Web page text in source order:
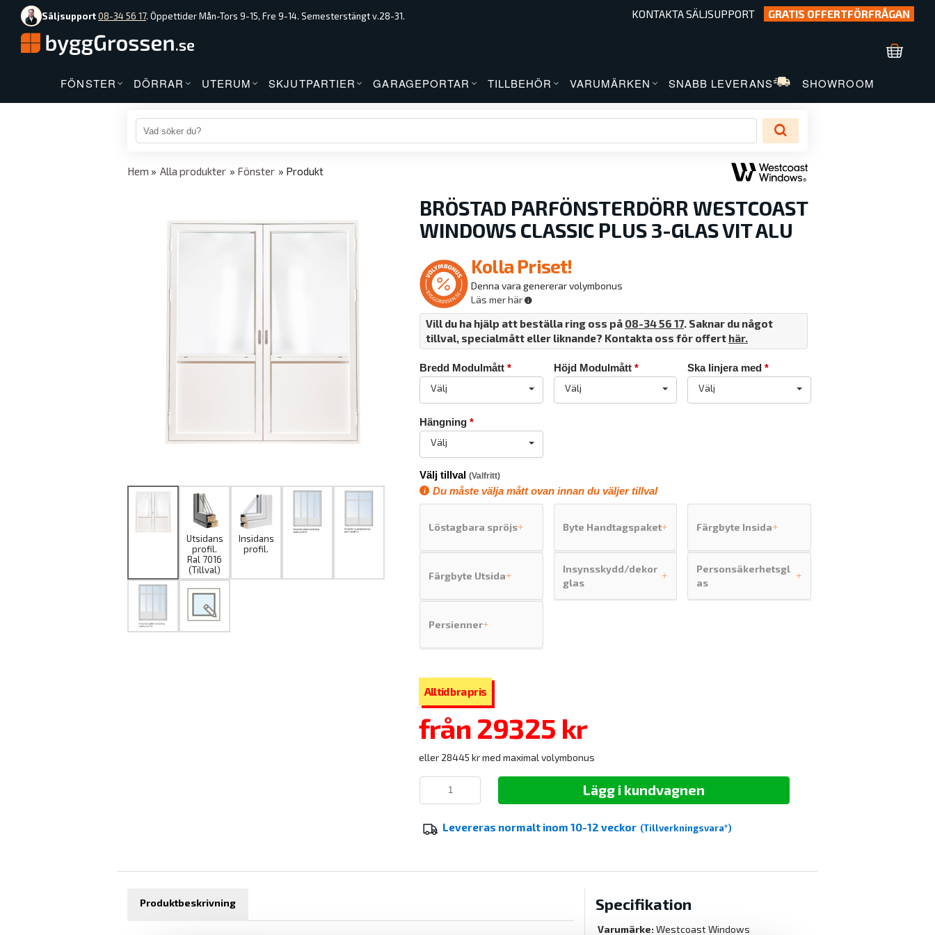
Säljsupport08-34 56 17. Öppettider Mån-Tors 9-15, Fre 9-14. Semesterstängt v.28-31. KONTAKTA SÄLJSUPPORT GRATIS OFFERTFÖRFRÅGAN
FÖNSTER DÖRRAR UTERUM SKJUTPARTIER GARAGEPORTAR TILLBEHÖR VARUMÄRKEN SNABB LEVERANS SHOWROOM
Hem » Alla produkter » Fönster » Produkt
Utsidans
profil.
Ral 7016
(Tillval)
Insidans
profil.
Produktritare
BRÖSTAD PARFÖNSTERDÖRR WESTCOAST
WINDOWS CLASSIC PLUS 3-GLAS VIT ALU
Kolla Priset!
Denna vara genererar volymbonus
Läs mer här
Vill du ha hjälp att beställa ring oss på 08-34 56 17. Saknar du något
tillval, specialmått eller liknande? Kontakta oss för offert här.
Bredd Modulmått *
Välj
Höjd Modulmått *
Välj
Ska linjera med*
Välj
Hängning *
Välj
Välj tillval (Valfritt)
Du måste välja mått ovan innan du väljer tillval
Löstagbara spröjs+ Byte Handtagspaket+ Färgbyte Insida+
Färgbyte Utsida+
Insynsskydd/dekor
glas
+
Personsäkerhetsgl
as
+
Persienner+
från29325 kr
eller 28445 kr med maximal volymbonus
Lägg i kundvagnen
Levereras normalt inom 10-12 veckor (Tillverkningsvara*)
Produktbeskrivning Specifikation
Varumärke: Westcoast Windows